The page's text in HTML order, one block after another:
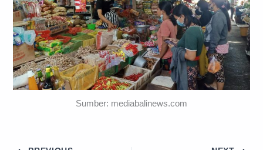
Sumber: mediabalinews.com